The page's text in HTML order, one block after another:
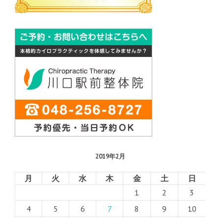
2019年2月
月 火 水 木 金 土
日
1
2
3
4
5 6 7 8 9 10